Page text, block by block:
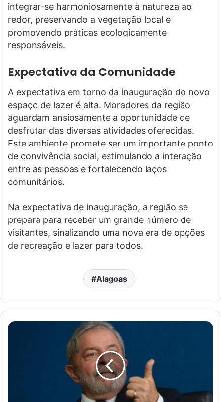
integrar-se harmoniosamente à natureza ao
redor, preservando a vegetação local e
promovendo práticas ecologicamente
responsáveis.
Expectativa da Comunidade
A expectativa em torno da inauguração do novo
espaço de lazer é alta. Moradores da região
aguardam ansiosamente a oportunidade de
desfrutar das diversas atividades oferecidas.
Este ambiente promete ser um importante ponto
de convivência social, estimulando a interação
entre as pessoas e fortalecendo laços
comunitários.
Na expectativa de inauguração, a região se
prepara para receber um grande número de
visitantes, sinalizando uma nova era de opções
de recreação e lazer para todos.
Alagoas